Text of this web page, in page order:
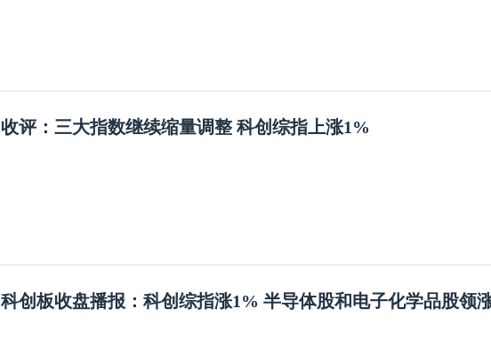
收评：三大指数继续缩量调整 科创综指上涨1%
科创板收盘播报：科创综指涨1% 半导体股和电子化学品股领